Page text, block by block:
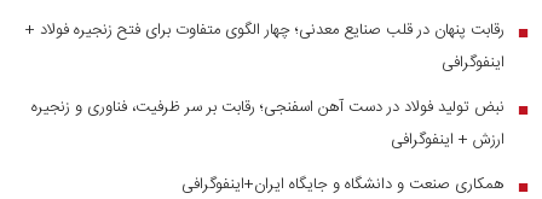
■
رقابت پنهان در قلب صنایع معدنی؛ چهار الگوی متفاوت برای فتح زنجیره فولاد +
اینفوگرافی
■
نبض تولید فولاد در دست آهن اسفنجی؛ رقابت بر سر ظرفیت، فناوری و زنجیره
ارزش + اینفوگرافی
■ همکاری صنعت و دانشگاه و جایگاه ایران+اینفوگرافی